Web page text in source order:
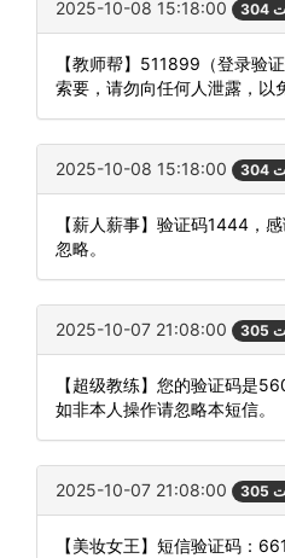
2025-10-08 15:18:00
【教师帮】511899（登录验
索要，请勿向任何人泄露，以
2025-10-08 15:18:00
【薪人薪事】验证码1444，
忽略。
2025-10-07 21:08:00
【超级教练】您的验证码是
如非本人操作请忽略本短信。
2025-10-07 21:08:00
【美妆女王】短信验证码：